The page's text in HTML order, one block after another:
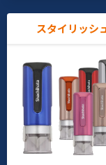
スタイリッシ